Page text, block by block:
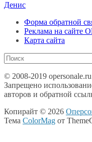
Денис
Форма обратной
Реклама на сайте
Карта сайта
© 2008-2019
Запрещено
авторов и обратной
Копирайт © 2026
Тема ColorMag от